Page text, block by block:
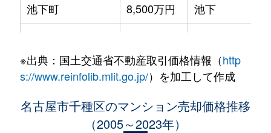
池下町
8,500万円
池下
池園町
240万円
本山(愛知)
410万円
※出典：国土交通省不動産取引価格情報（http
s://www.reinfolib.mlit.go.jp/）を加工して作成
名古屋市千種区のマンション売却価格推移
（2005～2023年）